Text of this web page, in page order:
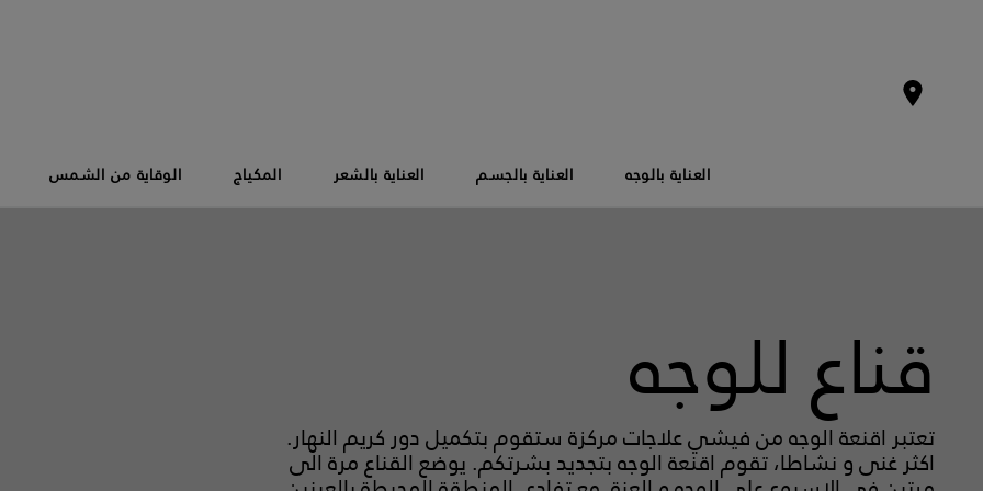
العناية بالوجه العناية بالجسم العناية بالشعر المكياج الوقاية من الشمس
قناع للوجه
تعتبر اقنعة الوجه من فيشي علاجات مركزة ستقوم بتكميل دور كريم النهار.
اكثر غنى و نشاطا، تقوم اقنعة الوجه بتجديد بشرتكم. يوضع القناع مرة الى